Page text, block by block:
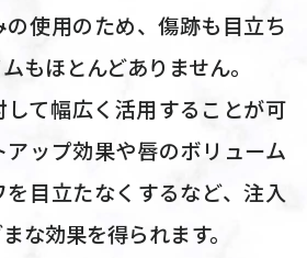
使用のため、傷跡も目立ち
もほとんどありません。
て幅広く活用することが可
ップ効果や唇のボリューム
目立たなくするなど、注入
な効果を得られます。